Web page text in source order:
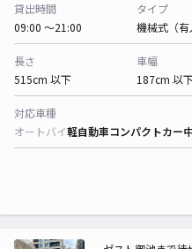
貸出時間
09:00 〜21:00
タイプ
機械式（有
長さ
515cm 以下
車幅
187cm 以
対応車種
オートバイ軽自動車コンパクトカー